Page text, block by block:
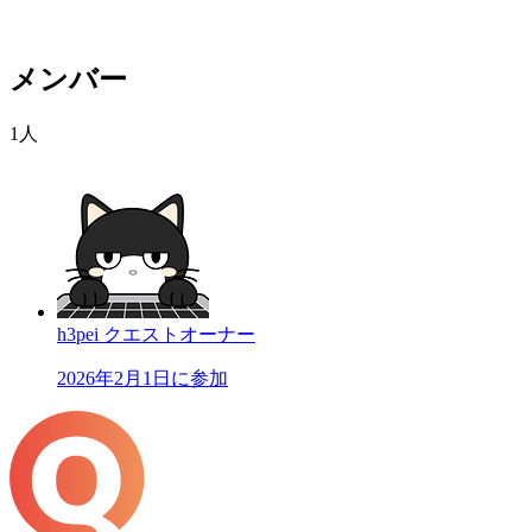
メンバー
1人
h3pei クエストオーナー
2026年2月1日に参加